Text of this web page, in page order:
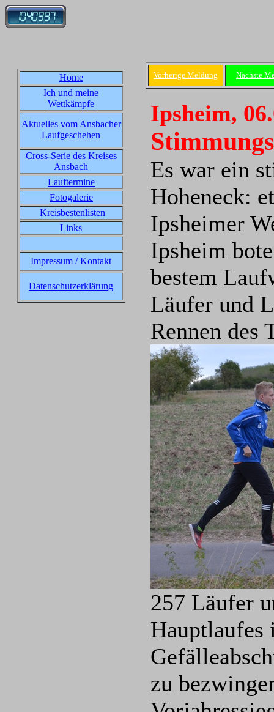
Home
Ich und meine
Wettkämpfe
Aktuelles vom Ansbacher
Laufgeschehen
Cross-Serie des Kreises
Ansbach
Lauftermine
Fotogalerie
Kreisbestenlisten
Links
Impressum / Kontakt
Datenschutzerklärung
Vorherige Meldung Nächste
Ipsheim,
Es war ein
Hoheneck:
Ipsheimer
Ipsheim
bestem
Läufer und
Rennen des
257 Läufer
zu